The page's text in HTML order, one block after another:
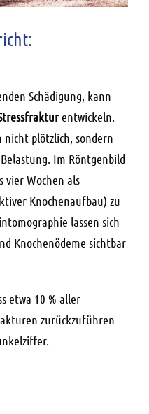
Schädigung, kann
entwickeln.
plötzlich, sondern
Im Röntgenbild
vier Wochen als
Knochenaufbau) zu
lassen sich
Knochenödeme sichtbar
etwa 10 % aller
zurückzuführen